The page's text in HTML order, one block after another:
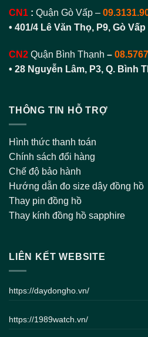
CN1 : Quận Gò Vấp –
• 401/4 Lê Văn Thọ, P9, Gò
CN2 Quận Bình Thạnh –
• 28 Nguyễn Lâm, P3, Q. Bình
THÔNG TIN HỖ TRỢ
Hình thức thanh toán
Chính sách đổi hàng
Chế độ bảo hành
Hướng dẫn đo size dây đồng hồ
Thay pin đồng hồ
Thay kính đồng hồ sapphire
LIÊN KẾT WEBSITE
https://daydongho.vn/
https://1989watch.vn/